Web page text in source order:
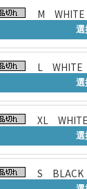
M WHITE
選
L WHITE
選
XL WHITE
選
S BLACK